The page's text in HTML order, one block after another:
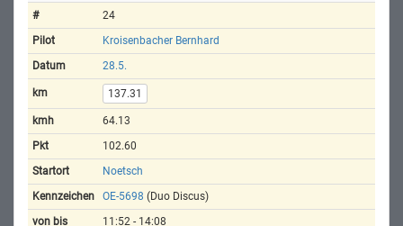
24
Kroisenbacher Bernhard
28.5.
137.31
64.13
102.60
Noetsch
OE-5698 (Duo Discus)
11:52 - 14:08